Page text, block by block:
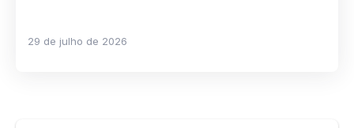
29 de julho de 2026